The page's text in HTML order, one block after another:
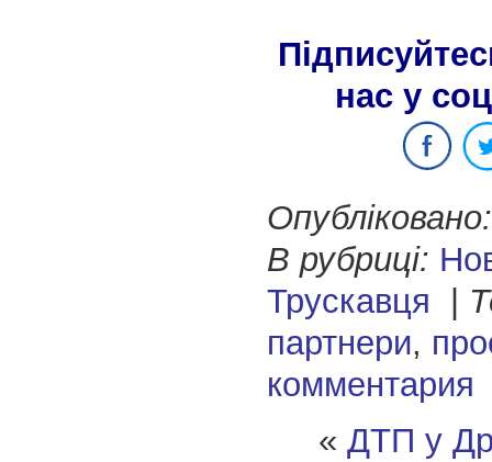
нас у
Опубліковано:
В рубриці:
Трускавця
партнери,
комментария
«ДТП у